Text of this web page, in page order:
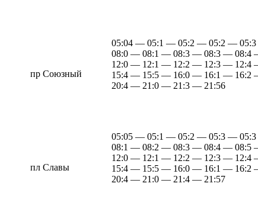
пр Союзный
05:04 — 05:1 — 05:2 — 05:2 —
08:0 — 08:1 — 08:3 — 08:3 —
12:0 — 12:1 — 12:2 — 12:3 —
15:4 — 15:5 — 16:0 — 16:1 —
20:4 — 21:0 — 21:3 — 21:56
пл Славы
05:05 — 05:1 — 05:2 — 05:3 —
08:1 — 08:2 — 08:3 — 08:4 —
12:0 — 12:1 — 12:2 — 12:3 —
15:4 — 15:5 — 16:0 — 16:1 —
20:4 — 21:0 — 21:4 — 21:57